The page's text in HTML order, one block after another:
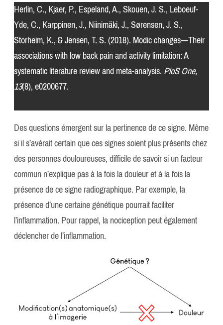
Herlin, C., Kjaer, P., Espeland, A., Skouen, J. S., Leboeuf-
Yde, C., Karppinen, J., Niinimäki, J., Sørensen, J. S.,
Storheim, K., & Jensen, T. S. (2018). Modic changes—Their
associations with low back pain and activity limitation: A
systematic literature review and meta-analysis.PloS One,
13(8), e0200677.
Des questions émergent sur la pertinence de ce signe. Même
si il s’avérait certain que ces signes soient plus présents chez
des personnes douloureuses, difficile de savoir si un facteur
commun n’explique pas à la fois la douleur et à la fois la
présence de ce signe radiographique. Par exemple, la
présence d’une certaine génétique pourrait faciliter
l’inflammation. Pour rappel, la nociception peut également
déclencher de l’inflammation.